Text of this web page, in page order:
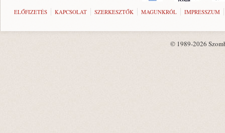
ELŐFIZETÉS KAPCSOLAT SZERKESZTŐK MAGUNKRÓL IMPRESSZUM
© 1989-2026